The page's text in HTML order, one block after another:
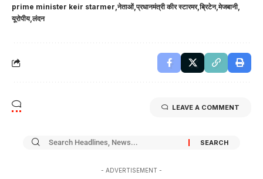
prime minister keir starmer नेताओं प्रधानमंत्री कीर स्टारमर ब्रिटेन मेजबानी
यूरोपीय लंदन
LEAVE A COMMENT
- ADVERTISEMENT -